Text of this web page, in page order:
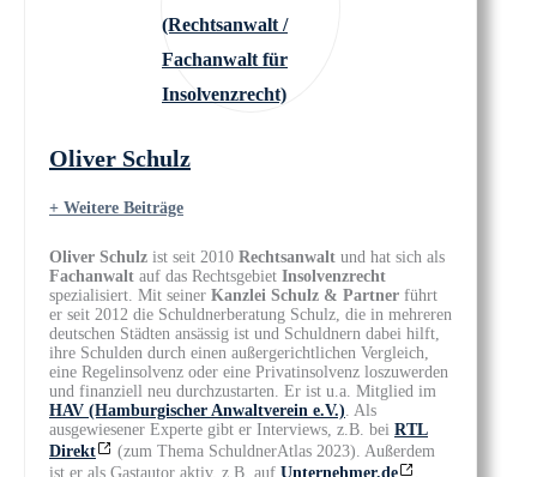
Oliver Schulz
+ Weitere Beiträge
Oliver Schulz ist seit 2010 Rechtsanwalt und hat sich als
Fachanwalt auf das Rechtsgebiet Insolvenzrecht
spezialisiert. Mit seiner Kanzlei Schulz & Partner führt
er seit 2012 die Schuldnerberatung Schulz, die in mehreren
deutschen Städten ansässig ist und Schuldnern dabei hilft,
ihre Schulden durch einen außergerichtlichen Vergleich,
eine Regelinsolvenz oder eine Privatinsolvenz loszuwerden
und finanziell neu durchzustarten. Er ist u.a. Mitglied im
HAV (Hamburgischer Anwaltverein e.V.). Als
ausgewiesener Experte gibt er Interviews, z.B. bei RTL
Direkt
(zum Thema SchuldnerAtlas 2023). Außerdem
ist er als Gastautor aktiv, z.B. auf Unternehmer.de .